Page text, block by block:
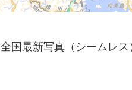
全国最新写真（シームレ